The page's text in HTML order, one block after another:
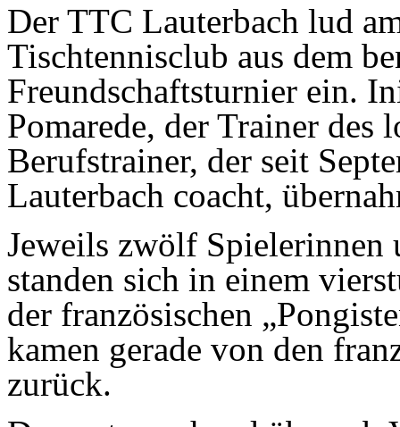
Der TTC Lauterbach lud
Tischtennisclub aus dem
Freundschaftsturnier ein.
Pomarede, der Trainer
Berufstrainer, der seit
Lauterbach coacht,
Jeweils zwölf Spielerinnen
standen sich in einem
der französischen
kamen gerade von den
zurück.